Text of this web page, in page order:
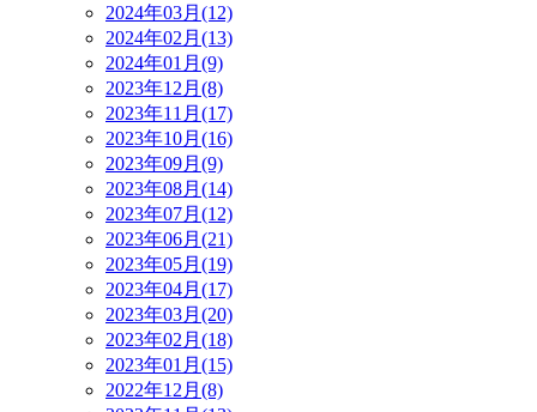
2024年03月(12)
2024年02月(13)
2024年01月(9)
2023年12月(8)
2023年11月(17)
2023年10月(16)
2023年09月(9)
2023年08月(14)
2023年07月(12)
2023年06月(21)
2023年05月(19)
2023年04月(17)
2023年03月(20)
2023年02月(18)
2023年01月(15)
2022年12月(8)